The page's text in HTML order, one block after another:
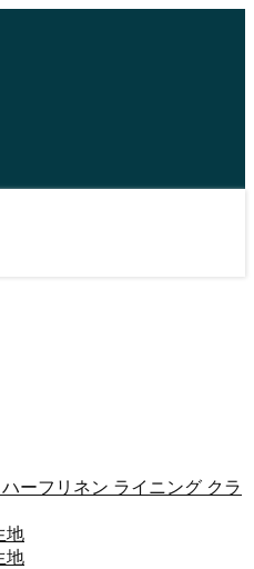
ハーフリネン ライニング クラ
地
地